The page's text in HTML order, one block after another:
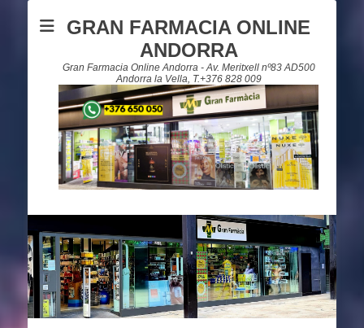
GRAN FARMACIA ONLINE
ANDORRA
Gran Farmacia Online Andorra - Av. Meritxell nº83 AD500
Andorra la Vella, T.+376 828 009